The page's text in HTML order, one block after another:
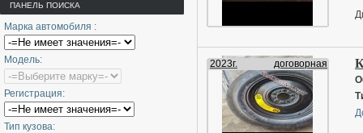
ПАНЕЛЬ ПОИСКА
Марка автомобиля :
Модель:
Регистрация:
Тип кузова:
2023г. договорная